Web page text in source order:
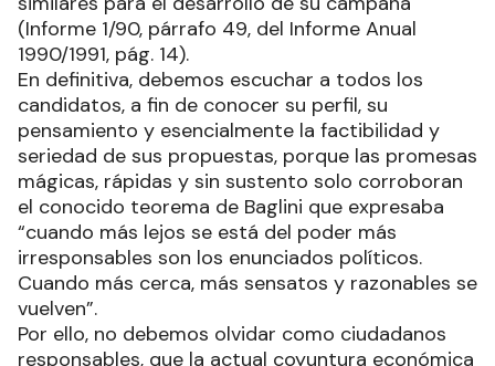
(Informe 1/90, párrafo 49, del Informe Anual
1990/1991, pág. 14).
En definitiva, debemos escuchar a todos los
candidatos, a fin de conocer su perfil, su
pensamiento y esencialmente la factibilidad y
seriedad de sus propuestas, porque las promesas
mágicas, rápidas y sin sustento solo corroboran
el conocido teorema de Baglini que expresaba
“cuando más lejos se está del poder más
irresponsables son los enunciados políticos.
Cuando más cerca, más sensatos y razonables se
vuelven”.
Por ello, no debemos olvidar como ciudadanos
responsables, que la actual coyuntura económica